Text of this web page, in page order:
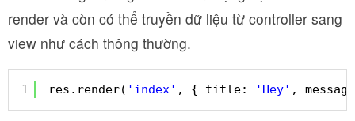
render và còn có thể truyền dữ liệu từ controller sang
view như cách thông thường.
1 res.render( 'index' , { title: 'Hey' ,